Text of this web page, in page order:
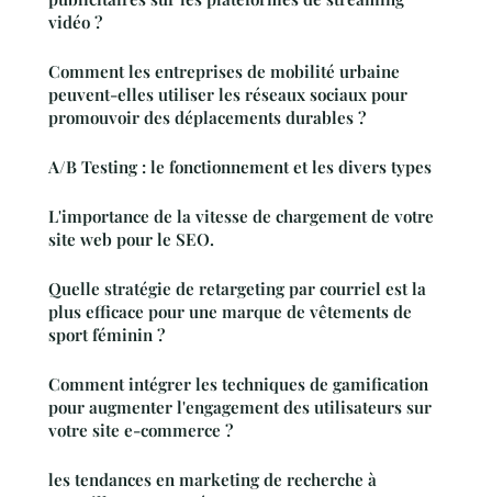
vidéo ?
Comment les entreprises de mobilité urbaine
peuvent-elles utiliser les réseaux sociaux pour
promouvoir des déplacements durables ?
A/B Testing : le fonctionnement et les divers types
L'importance de la vitesse de chargement de votre
site web pour le SEO.
Quelle stratégie de retargeting par courriel est la
plus efficace pour une marque de vêtements de
sport féminin ?
Comment intégrer les techniques de gamification
pour augmenter l'engagement des utilisateurs sur
votre site e-commerce ?
les tendances en marketing de recherche à